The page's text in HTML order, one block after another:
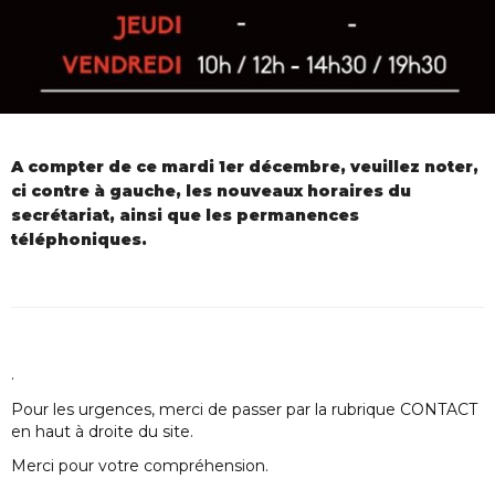
A compter de ce mardi 1er décembre, veuillez noter,
ci contre à gauche, les nouveaux horaires du
secrétariat, ainsi que les permanences
téléphoniques.
.
Pour les urgences, merci de passer par la rubrique CONTACT
en haut à droite du site.
Merci pour votre compréhension.